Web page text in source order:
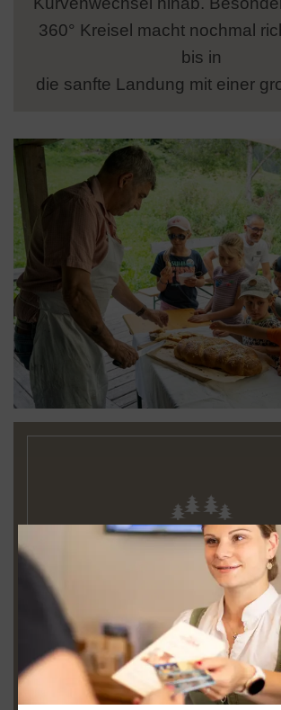
360° Kreisel macht nochmal
bis in
die sanfte Landung mit einer
WIDIs Kinderclub